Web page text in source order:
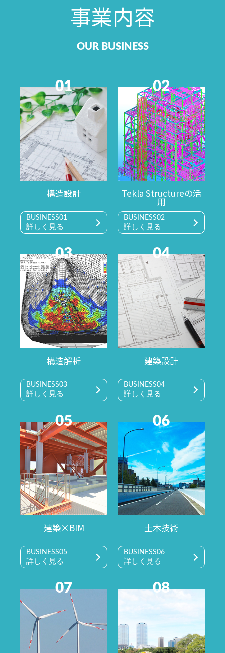
事業内容
OUR BUSINESS
01
構造設計
BUSINESS01
詳しく見る
02
Tekla Structureの活
用
BUSINESS02
詳しく見る
03
構造解析
BUSINESS03
詳しく見る
04
建築設計
BUSINESS04
詳しく見る
05
建築×BIM
BUSINESS05
詳しく見る
06
土木技術
BUSINESS06
詳しく見る
07 08